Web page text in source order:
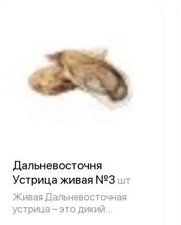
Дальневосточня
Устрица живая №3 шт
Живая Дальневосточная
устрица – это дикий